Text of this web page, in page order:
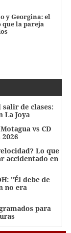
y Georgina: el
que la pareja
salir de clases:
La Joya
vs CD
Lo que
accidentado en
"Él debe de
no era
para